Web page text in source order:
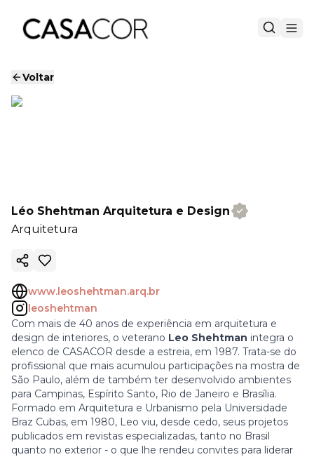
Voltar
Léo Shehtman Arquitetura e Design
Arquitetura
Copiar link
www.leoshehtman.arq.br
leoshehtman
Com mais de 40 anos de experiência em arquitetura e
design de interiores, o veterano Leo Shehtman integra o
elenco de CASACOR desde a estreia, em 1987. Trata-se do
profissional que mais acumulou participações na mostra de
São Paulo, além de também ter desenvolvido ambientes
para Campinas, Espírito Santo, Rio de Janeiro e Brasília.
Formado em Arquitetura e Urbanismo pela Universidade
Braz Cubas, em 1980, Leo viu, desde cedo, seus projetos
publicados em revistas especializadas, tanto no Brasil
quanto no exterior - o que lhe rendeu convites para liderar